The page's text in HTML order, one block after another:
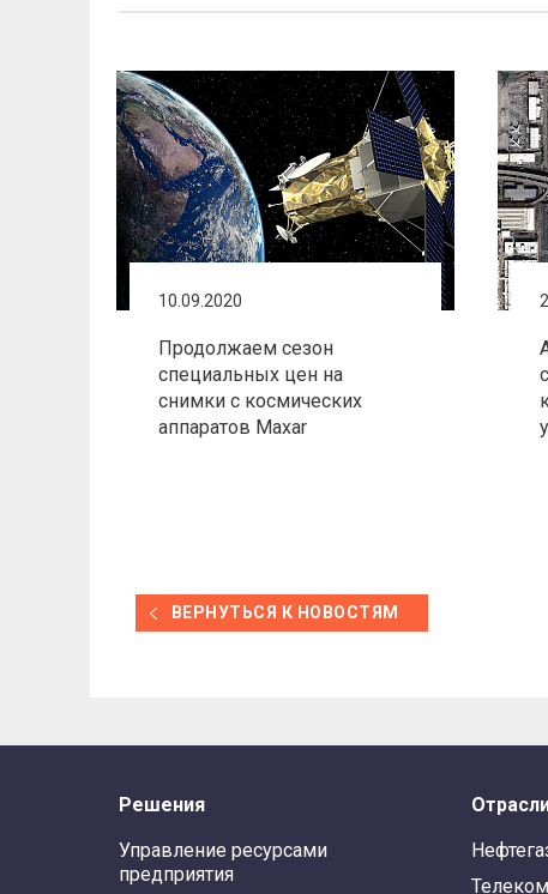
10.09.2020
Продолжаем сезон
специальных цен на
снимки с космических
аппаратов Maxar
ВЕРНУТЬСЯ К НОВОСТЯМ
Решения
Управление ресурсами
предприятия